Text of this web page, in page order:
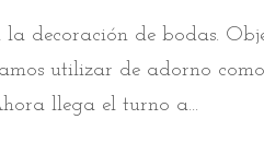
decoración de bodas.
utilizar de adorno como
llega el turno a...